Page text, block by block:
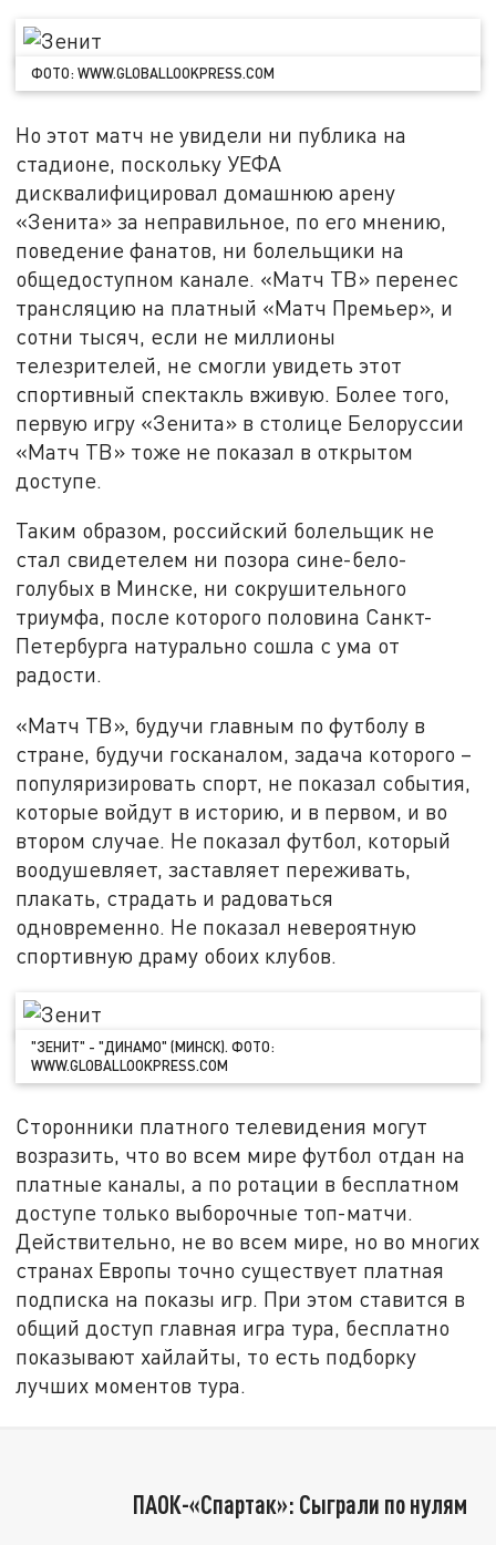
ФОТО: WWW.GLOBALLOOKPRESS.COM
Но этот матч не увидели ни публика на
стадионе, поскольку УЕФА
дисквалифицировал домашнюю арену
«Зенита» за неправильное, по его мнению,
поведение фанатов, ни болельщики на
общедоступном канале. «Матч ТВ» перенес
трансляцию на платный «Матч Премьер», и
сотни тысяч, если не миллионы
телезрителей, не смогли увидеть этот
спортивный спектакль вживую. Более того,
первую игру «Зенита» в столице Белоруссии
«Матч ТВ» тоже не показал в открытом
доступе.
Таким образом, российский болельщик не
стал свидетелем ни позора сине-бело-
голубых в Минске, ни сокрушительного
триумфа, после которого половина Санкт-
Петербурга натурально сошла с ума от
радости.
«Матч ТВ», будучи главным по футболу в
стране, будучи госканалом, задача которого –
популяризировать спорт, не показал события,
которые войдут в историю, и в первом, и во
втором случае. Не показал футбол, который
воодушевляет, заставляет переживать,
плакать, страдать и радоваться
одновременно. Не показал невероятную
спортивную драму обоих клубов.
"ЗЕНИТ" - "ДИНАМО" (МИНСК). ФОТО:
WWW.GLOBALLOOKPRESS.COM
Сторонники платного телевидения могут
возразить, что во всем мире футбол отдан на
платные каналы, а по ротации в бесплатном
доступе только выборочные топ-матчи.
Действительно, не во всем мире, но во многих
странах Европы точно существует платная
подписка на показы игр. При этом ставится в
общий доступ главная игра тура, бесплатно
показывают хайлайты, то есть подборку
лучших моментов тура.
ПАОК-«Спартак»: Сыграли по нулям